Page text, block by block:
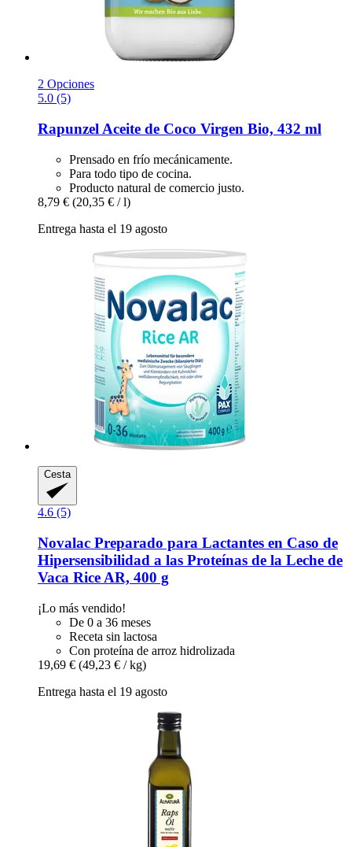
2 Opciones
5.0 (5)
Rapunzel Aceite de Coco Virgen Bio, 432 ml
Prensado en frío mecánicamente.
Para todo tipo de cocina.
Producto natural de comercio justo.
8,79 € (20,35 € / l)
Entrega hasta el 19 agosto
Cesta
4.6 (5)
Novalac Preparado para Lactantes en Caso de
Hipersensibilidad a las Proteínas de la Leche de
Vaca Rice AR, 400 g
¡Lo más vendido!
De 0 a 36 meses
Receta sin lactosa
Con proteína de arroz hidrolizada
19,69 € (49,23 € / kg)
Entrega hasta el 19 agosto